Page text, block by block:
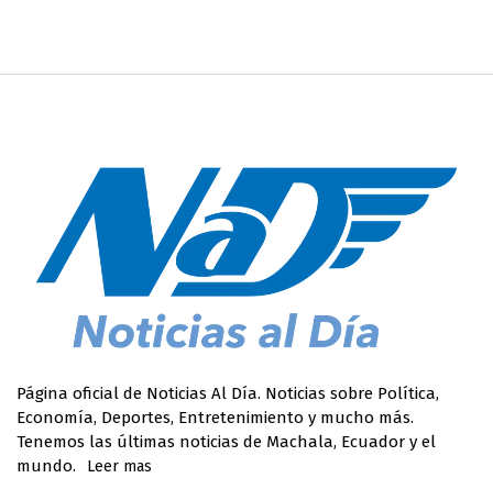
Página oficial de Noticias Al Día. Noticias sobre Política,
Economía, Deportes, Entretenimiento y mucho más.
Tenemos las últimas noticias de Machala, Ecuador y el
mundo.
Leer mas